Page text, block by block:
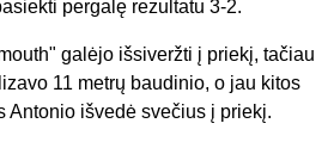
pergalę rezultatu 3-2.
galėjo išsiveržti į priekį, tačiau
11 metrų baudinio, o jau kitos
Antonio išvedė svečius į priekį.